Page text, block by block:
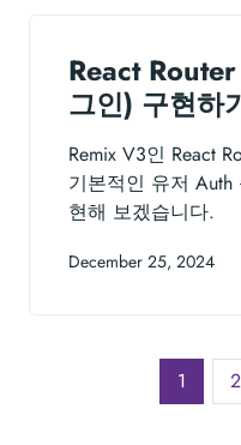
React
그인) 구현하
Remix V3인 React
기본적인 유저
현해 보겠습니다.
December 25, 2024
1 2